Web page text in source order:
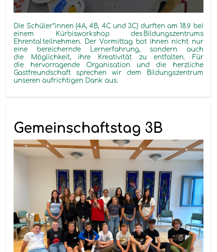
Die Schüler*innen (4A, 4B, 4C und 3C) durftenam 18.9 bei
einem Kürbisworkshop des Bildungszentrums
Ehrental teilnehmen. Der Vormittagbot ihnen nicht nur
eine bereichernde Lernerfahrung, sondern auch
die Möglichkeit, ihre Kreativität zu entfalten.
Für
die hervorragende Organisation und die herzliche
Gastfreundschaft sprechen wir dem Bildungszentrum
unseren aufrichtigen Dank aus.
Gemeinschaftstag 3B